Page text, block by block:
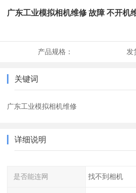
广东工业模拟相机维修 故障 不开机
产品规格： 发
关键词
广东工业模拟相机维修
详细说明
是否能连网 找不到相机